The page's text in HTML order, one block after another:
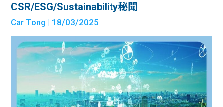
學生
貸款
貸款
計算
學生
資訊
Blog
大專
常見
問題
CSR/ESG/Sustainability秘聞
Car Tong | 18/03/2025